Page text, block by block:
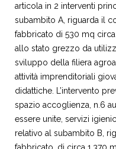
articola in 2 interventi
subambito A, riguarda il
fabbricato di 530 mq
allo stato grezzo da
sviluppo della filiera
attività imprenditoriali
didattiche. L’intervento
spazio accoglienza, n.6
essere unite, servizi
relativo al subambito B,
fabbricato, di circa 1.370